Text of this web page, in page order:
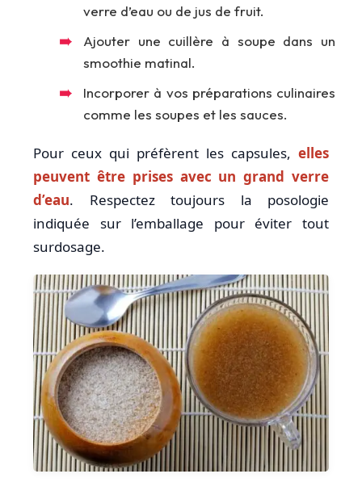
verre d’eau ou de jus de fruit.
Ajouter une cuillère à soupe dans un
smoothie matinal.
Incorporer à vos préparations culinaires
comme les soupes et les sauces.
Pour ceux qui préfèrent les capsules, elles
peuvent être prises avec un grand verre
d’eau. Respectez toujours la posologie
indiquée sur l’emballage pour éviter tout
surdosage.